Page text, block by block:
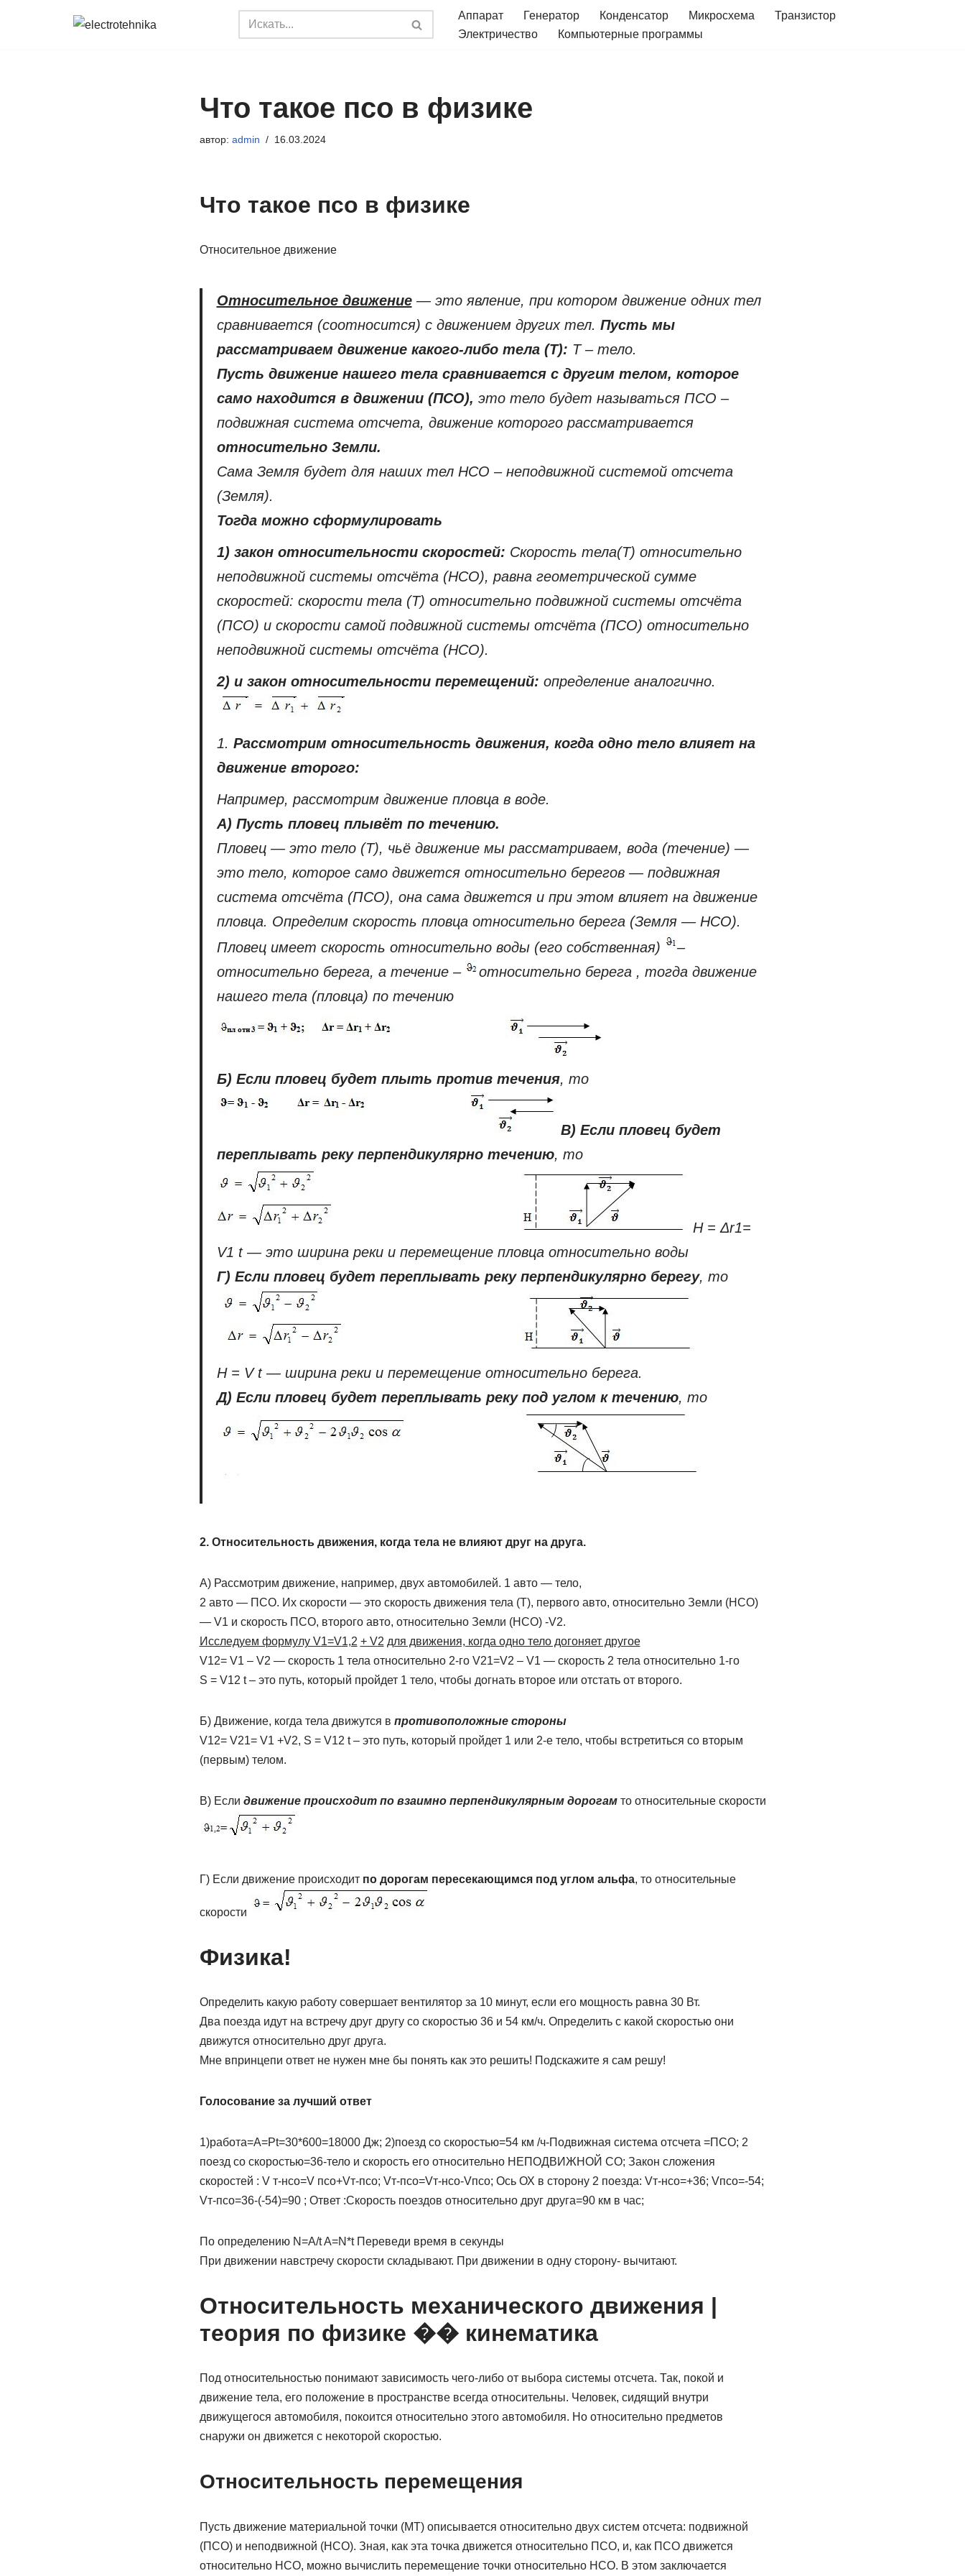
Аппарат Генератор Конденсатор Микросхема
Транзистор
Электричество
Компьютерные программы
Что такое псо в физике
автор: admin 16.03.2024
Что такое псо в физике
Относительное движение
Относительное движение— это явление, при котором движение одних тел
сравнивается (соотносится) с движением других тел. Пусть мы
рассматриваем движение какого-либо тела (Т): Т – тело.
Пусть движение нашего тела сравнивается с другим телом, которое
само находится в движении (ПСО), это тело будет называться ПСО –
подвижная система отсчета, движение которого рассматривается
относительно Земли.
Сама Земля будет для наших тел НСО – неподвижной системой отсчета
(Земля).
Тогда можно сформулировать
1) закон относительности скоростей: Скорость тела(Т) относительно
неподвижной системы отсчёта (НСО), равна геометрической сумме
скоростей: скорости тела (Т) относительно подвижной системы отсчёта
(ПСО) и скорости самой подвижной системы отсчёта (ПСО) относительно
неподвижной системы отсчёта (НСО).
2) и закон относительности перемещений: определение аналогично.
1. Рассмотрим относительность движения, когда одно тело влияет на
движение второго:
Например, рассмотрим движение пловца в воде.
А) Пусть пловец плывёт по течению.
Пловец — это тело (Т), чьё движение мы рассматриваем, вода (течение) —
это тело, которое само движется относительно берегов — подвижная
система отсчёта (ПСО), она сама движется и при этом влияет на движение
пловца. Определим скорость пловца относительно берега (Земля — НСО).
Пловец имеет скорость относительно воды (его собственная)
–
относительно берега, а течение –
относительно берега , тогда движение
нашего тела (пловца) по течению
Б) Если пловец будет плыть против течения, то
В) Если пловец будет
переплывать реку перпендикулярно течению, то
Н = Δr1=
V1 t — это ширина реки и перемещение пловца относительно воды
Г) Если пловец будет переплывать реку перпендикулярно берегу, то
Н = V t — ширина реки и перемещение относительно берега.
Д) Если пловец будет переплывать реку под углом к течению, то
2. Относительность движения, когда тела не влияют друг на друга.
А) Рассмотрим движение, например, двух автомобилей. 1 авто — тело,
2 авто — ПСО. Их скорости — это скорость движения тела (Т), первого авто, относительно Земли (НСО)
— V1 и скорость ПСО, второго авто, относительно Земли (НСО) -V2.
Исследуем формулу V1=V1,2 + V2 для движения, когда одно тело догоняет другое
V12= V1 – V2 — скорость 1 тела относительно 2-го V21=V2 – V1 — скорость 2 тела относительно 1-го
S = V12 t – это путь, который пройдет 1 тело, чтобы догнать второе или отстать от второго.
Б) Движение, когда тела движутся в противоположные стороны
V12= V21= V1 +V2, S = V12 t – это путь, который пройдет 1 или 2-е тело, чтобы встретиться со вторым
(первым) телом.
В) Если движение происходит по взаимно перпендикулярным дорогамто относительные скорости
Г) Если движение происходит по дорогам пересекающимся под углом альфа, то относительные
скорости
Физика!
Определить какую работу совершает вентилятор за 10 минут, если его мощность равна 30 Вт.
Два поезда идут на встречу друг другу со скоростью 36 и 54 км/ч. Определить с какой скоростью они
движутся относительно друг друга.
Мне впринцепи ответ не нужен мне бы понять как это решить! Подскажите я сам решу!
Голосование за лучший ответ
1)работа=А=Pt=30*600=18000 Дж; 2)поезд со скоростью=54 км /ч-Подвижная система отсчета =ПСО; 2
поезд со скоростью=36-тело и скорость его относительно НЕПОДВИЖНОЙ СО; Закон сложения
скоростей : V т-нсо=V псо+Vт-псо; Vт-псо=Vт-нсо-Vпсо; Ось ОХ в сторону 2 поезда: Vт-нсо=+36; Vпсо=-54;
Vт-псо=36-(-54)=90 ; Ответ :Скорость поездов относительно друг друга=90 км в час;
По определению N=A/t A=N*t Переведи время в секунды
При движении навстречу скорости складывают. При движении в одну сторону- вычитают.
Относительность механического движения |
теория по физике �� кинематика
Под относительностью понимают зависимость чего-либо от выбора системы отсчета. Так, покой и
движение тела, его положение в пространстве всегда относительны. Человек, сидящий внутри
движущегося автомобиля, покоится относительно этого автомобиля. Но относительно предметов
снаружи он движется с некоторой скоростью.
Относительность перемещения
Пусть движение материальной точки (МТ) описывается относительно двух систем отсчета: подвижной
(ПСО) и неподвижной (НСО). Зная, как эта точка движется относительно ПСО, и, как ПСО движется
относительно НСО, можно вычислить перемещение точки относительно НСО. В этом заключается